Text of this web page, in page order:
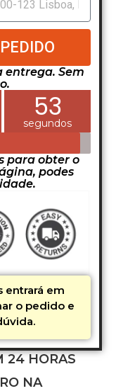
entrega. Sem
51
segundos
para obter o
podes
entrará em
o pedido e
24 HORAS
NA